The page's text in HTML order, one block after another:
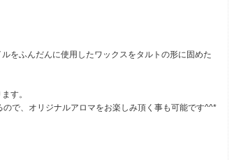
をふんだんに使用したワックスをタルトの形に固めた
す。
で、オリジナルアロマをお楽しみ頂く事も可能です^^*